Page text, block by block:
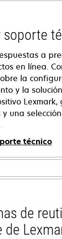
soporte
a
en línea.
la
y la
Lexmark,
una
técnico
de
de